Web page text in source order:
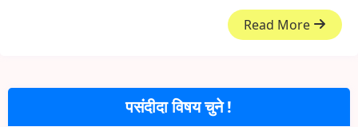
Read More
पसंदीदा विषय चुने !